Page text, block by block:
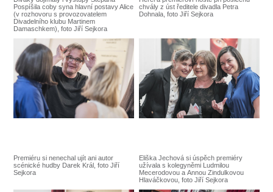
Pospíšila coby syna hlavní postavy Alice
(v rozhovoru s provozovatelem
Divadelního klubu Martinem
Damaschkem), foto Jiří Sejkora
chvály z úst ředitele divadla Petra
Dohnala, foto Jiří Sejkora
Premiéru si nenechal ujít ani autor
scénické hudby Darek Král, foto Jiří
Sejkora
Eliška Jechová si úspěch premiéry
užívala s kolegyněmi Ludmilou
Mecerodovou a Annou Zindulkovou
Hlaváčkovou, foto Jiří Sejkora